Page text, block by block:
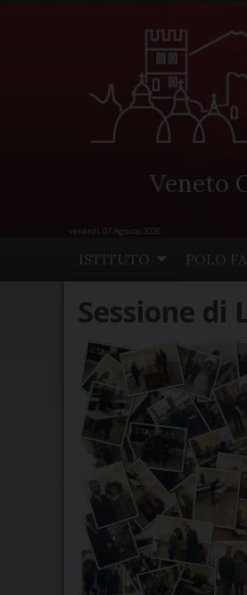
Veneto
venerdì, 07 Agosto 2026
ISTITUTO POLO
Sessione di